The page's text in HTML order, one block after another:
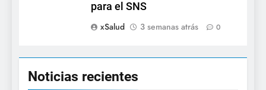
para el SNS
xSalud
3 semanas atrás 0
Noticias recientes